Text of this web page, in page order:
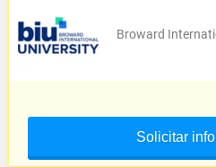
Broward
Solicitar